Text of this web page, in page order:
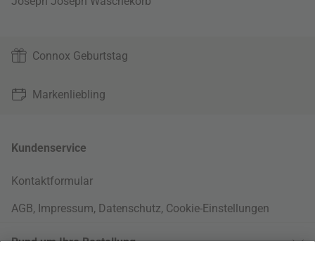
Connox Geburtstag
Markenliebling
Kundenservice
Kontaktformular
AGB, Impressum, Datenschutz, Cookie-Einstellungen
Rund um Ihre Bestellung